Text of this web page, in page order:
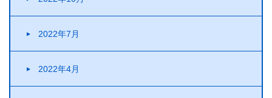
2022年7月
2022年4月